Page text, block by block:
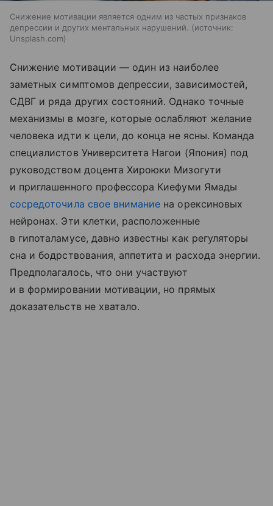
Снижение мотивации является одним из частых признаков
депрессии и других ментальных нарушений.
источник:
Unsplash.com
Снижение мотивации — один из наиболее
заметных симптомов депрессии, зависимостей,
СДВГ и ряда других состояний. Однако точные
механизмы в мозге, которые ослабляют желание
человека идти к цели, до конца не ясны. Команда
специалистов Университета Нагои (Япония) под
руководством доцента Хироюки Мизогути
и приглашенного профессора Киефуми Ямады
сосредоточила свое внимание на орексиновых
нейронах. Эти клетки, расположенные
в гипоталамусе, давно известны как регуляторы
сна и бодрствования, аппетита и расхода энергии.
Предполагалось, что они участвуют
и в формировании мотивации, но прямых
доказательств не хватало.